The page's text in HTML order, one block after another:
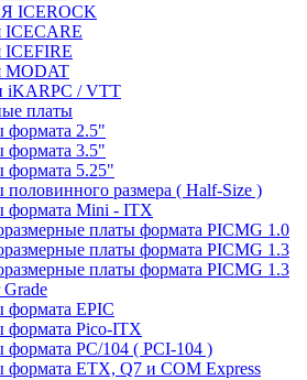
ICEROCK
ICECARE
ICEFIRE
MODAT
iKARPC / VTT
платы
формата 2.5"
формата 3.5"
формата 5.25"
половинного размера ( Half-Size )
формата Mini - ITX
платы формата PICMG 1.0
платы формата PICMG 1.3
платы формата PICMG 1.3
Grade
формата EPIC
формата Pico-ITX
формата PC/104 ( PCI-104 )
формата ETX, Q7 и COM Express